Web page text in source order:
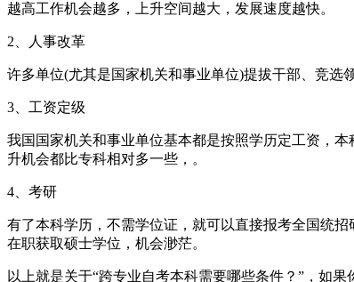
越高工作机会越多，上升空间越大，发展速度越快。
2、人事改革
许多单位(尤其是国家机关和事业单位)提拔干部、竞选
3、工资定级
我国国家机关和事业单位基本都是按照学历定工资，
升机会都比专科相对多一些，。
4、考研
有了本科学历，不需学位证，就可以直接报考全国统
在职获取硕士学位，机会渺茫。
以上就是关于“跨专业自考本科需要哪些条件？”，如